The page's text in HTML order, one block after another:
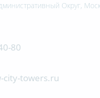
Округ,
80
city-towers.ru